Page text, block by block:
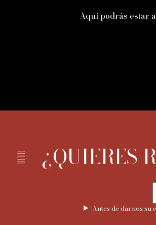
Aquí podrás estar
¿QUIERES
Antes de darnos su